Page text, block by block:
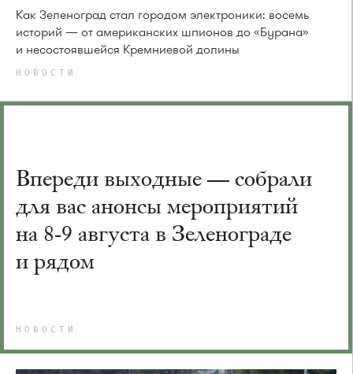
Как Зеленоград стал городом электроники: восемь
историй — от американских шпионов до «Бурана»
и несостоявшейся Кремниевой долины
НОВОСТИ
Впереди выходные — собрали
для вас анонсы мероприятий
на 8-9 августа в Зеленограде
и рядом
НОВОСТИ